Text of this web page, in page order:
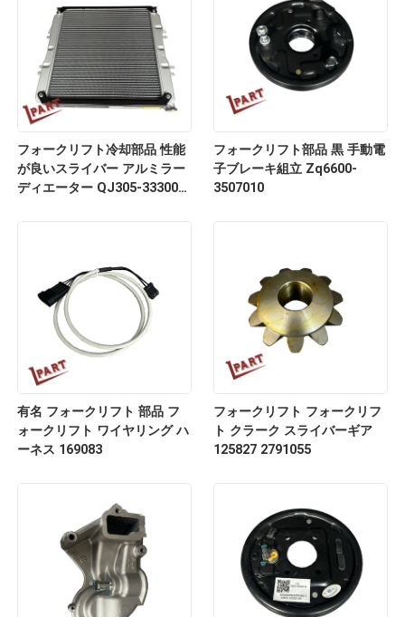
フォークリフト冷却部品 性能
が良いスライバー アルミラー
ディエーター QJ305-333000-
フォークリフト部品 黒 手動電
子ブレーキ組立 Zq6600-
3507010
有名 フォークリフト 部品 フ
ォークリフト ワイヤリング ハ
ーネス 169083
フォークリフト フォークリフ
ト クラーク スライバーギア
125827 2791055